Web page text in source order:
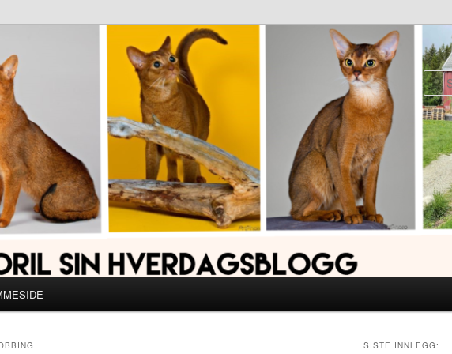
SISTE INNLEGG: